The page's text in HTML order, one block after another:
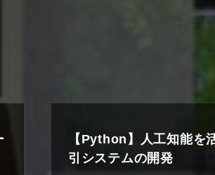
【Python】人工知能を
引システムの開発